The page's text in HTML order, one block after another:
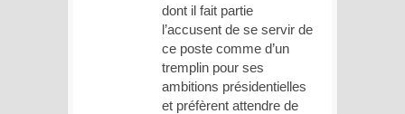
dont il fait partie
l’accusent de se servir de
ce poste comme d’un
tremplin pour ses
ambitions présidentielles
et préfèrent attendre de